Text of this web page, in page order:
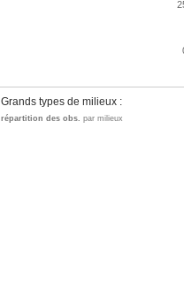
Grands types de milieux :
répartition des obs. par milieux